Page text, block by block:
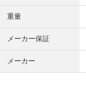
重量
メーカー保証
メーカー